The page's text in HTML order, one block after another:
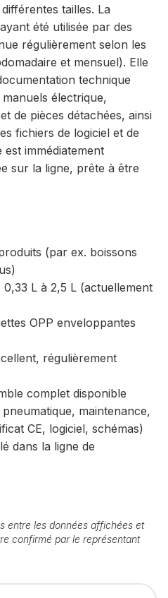
tailles. La
été utilisée par des
régulièrement selon les
et mensuel). Elle
technique
électrique,
de pièces détachées, ainsi
fichiers de logiciel et de
est immédiatement
sur la ligne, prête à être
(par ex. boissons
0,33 L à 2,5 L (actuellement
OPP enveloppantes
régulièrement
complet disponible
maintenance,
CE, logiciel, schémas)
dans la ligne de
entre les données affichées et
confirmé par le représentant